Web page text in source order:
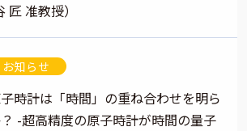
准教授）
お知らせ
子時計は「時間」の重ね合わせを明ら
-超高精度の原子時計が時間の量子